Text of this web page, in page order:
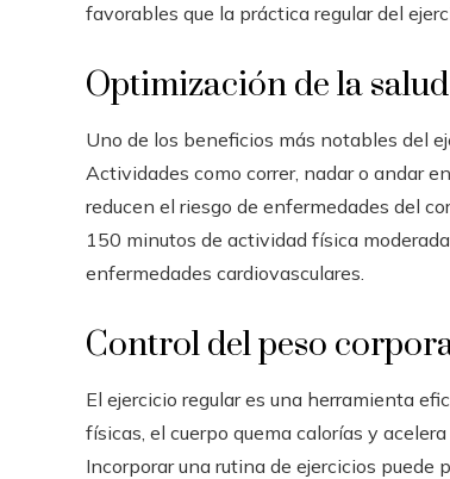
favorables que la práctica regular del
Optimización de la
Uno de los beneficios más notables del
Actividades como correr, nadar o andar
reducen el riesgo de enfermedades del
150 minutos de actividad física
enfermedades cardiovasculares.
Control del peso
El ejercicio regular es una herramienta
físicas, el cuerpo quema calorías y
Incorporar una rutina de ejercicios